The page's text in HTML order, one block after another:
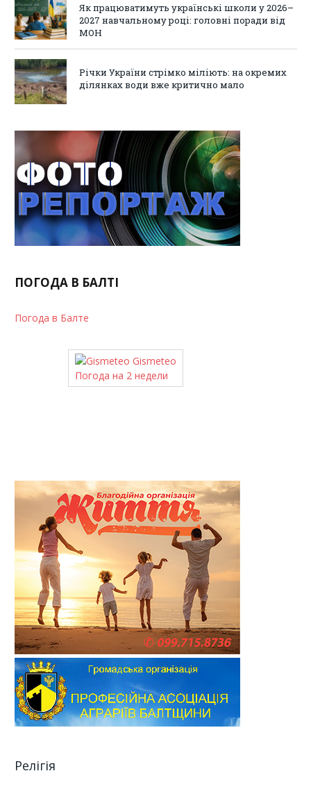
Як працюватимуть українські школи у 2026–
2027 навчальному році: головні поради від
МОН
Річки України стрімко міліють: на окремих
ділянках води вже критично мало
ПОГОДА В БАЛТІ
Погода в Балте
Gismeteo
Погода на 2 недели
Релігія